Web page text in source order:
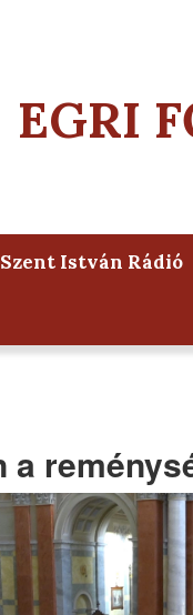
EGRI
Szent István Rádió
a